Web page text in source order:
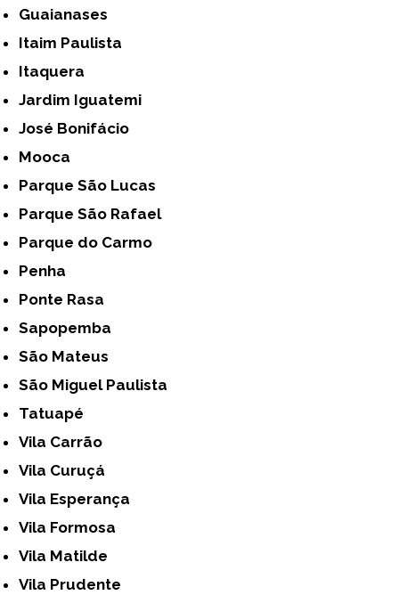
Guaianases
Itaim Paulista
Itaquera
Jardim Iguatemi
José Bonifácio
Mooca
Parque São Lucas
Parque São Rafael
Parque do Carmo
Penha
Ponte Rasa
Sapopemba
São Mateus
São Miguel Paulista
Tatuapé
Vila Carrão
Vila Curuçá
Vila Esperança
Vila Formosa
Vila Matilde
Vila Prudente